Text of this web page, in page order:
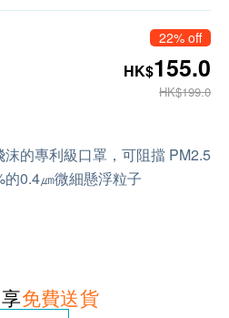
22% off
HK$155.0
HK$199.0
的專利級口罩，可阻擋 PM2.5
0.4㎛微細懸浮粒子
免費送貨